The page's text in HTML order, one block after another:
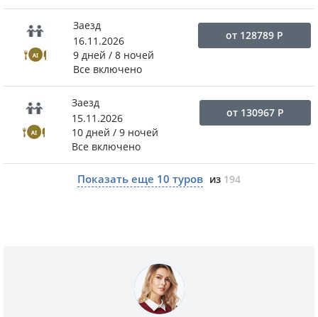
Заезд
16.11.2026
9 дней / 8 ночей
Все включено
от 128789Р
Заезд
15.11.2026
10 дней / 9 ночей
Все включено
от 130967 Р
Показать еще 10 туров из 194